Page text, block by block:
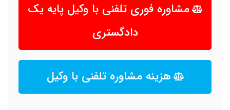
مشاوره فوری تلفنی با وکیل پایه یک
دادگستری
هزینه مشاوره تلفنی با وکیل